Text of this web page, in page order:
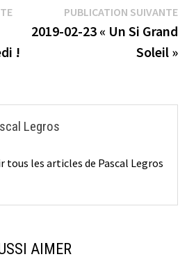
Publication
précédente :
!
PUBLICATION SUIVANTE
2019-02-23 « Un Si Grand
Soleil »
Legros
tous les articles de Pascal Legros
AIMER